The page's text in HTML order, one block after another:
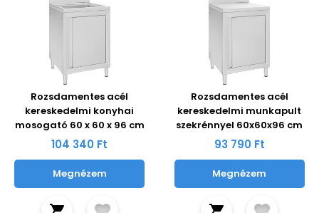
Rozsdamentes acél
kereskedelmi konyhai
mosogató 60 x 60 x 96 cm
104 340 Ft
Megnézem
Rozsdamentes acél
kereskedelmi munkapult
szekrénnyel 60x60x96 cm
93 790 Ft
Megnézem